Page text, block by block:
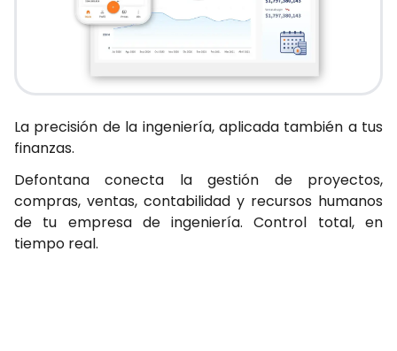
La precisión de la ingeniería, aplicada también a tus
finanzas.
Defontana conecta la gestión de proyectos,
compras, ventas, contabilidad y recursos humanos
de tu empresa de ingeniería. Control total, en
tiempo real.